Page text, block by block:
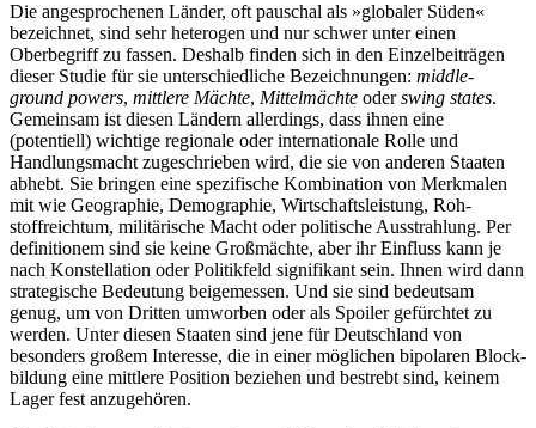
Die angesprochenen Länder, oft pauschal als »glo­baler Süden«
bezeichnet, sind sehr heterogen und nur schwer unter einen
Oberbegriff zu fassen. Deshalb finden sich in den Einzelbeiträgen
dieser Studie für sie unterschiedliche Bezeichnungen: middle-
ground powers, mittlere Mächte, Mittelmächte oderswing states.
Gemeinsam ist diesen Ländern allerdings, dass ihnen eine
(potentiell) wichtige regionale oder internatio­nale Rolle und
Handlungsmacht zugeschrieben wird, die sie von anderen Staaten
abhebt. Sie bringen eine spezifische Kombination von Merkmalen
mit wie Geographie, Demographie, Wirtschaftsleistung, Roh­
stoffreichtum, militärische Macht oder politische Ausstrahlung. Per
definitionem sind sie keine Groß­mächte, aber ihr Einfluss kann je
nach Konstellation oder Politikfeld signifikant sein. Ihnen wird dann
strategische Bedeutung bei­gemessen. Und sie sind bedeutsam
genug, um von Dritten umworben oder als Spoiler gefürchtet zu
werden. Unter diesen Staa­ten sind jene für Deutschland von
besonders großem Interesse, die in einer möglichen bipolaren Block­
bildung eine mittlere Position beziehen und bestrebt sind, keinem
Lager fest anzugehören.